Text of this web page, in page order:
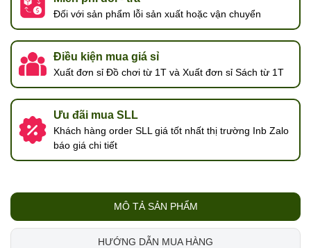
Đối với sản phẩm lỗi sản xuất hoặc vận chuyển
Điều kiện mua giá sỉ
Xuất đơn sỉ Đồ chơi từ 1T và Xuất đơn sỉ Sách từ 1T
Ưu đãi mua SLL
Khách hàng order SLL giá tốt nhất thị trường Inb Zalo
báo giá chi tiết
MÔ TẢ SẢN PHẨM
HƯỚNG DẪN MUA HÀNG